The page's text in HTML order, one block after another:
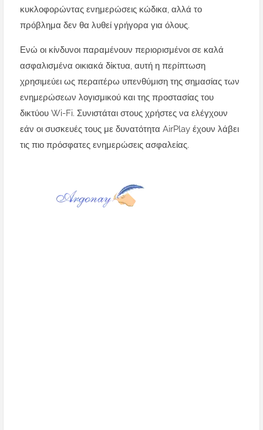
κυκλοφορώντας ενημερώσεις κώδικα, αλλά το
πρόβλημα δεν θα λυθεί γρήγορα για όλους.
Ενώ οι κίνδυνοι παραμένουν περιορισμένοι σε καλά
ασφαλισμένα οικιακά δίκτυα, αυτή η περίπτωση
χρησιμεύει ως περαιτέρω υπενθύμιση της σημασίας των
ενημερώσεων λογισμικού και της προστασίας του
δικτύου Wi-Fi. Συνιστάται στους χρήστες να ελέγχουν
εάν οι συσκευές τους με δυνατότητα AirPlay έχουν λάβει
τις πιο πρόσφατες ενημερώσεις ασφαλείας.